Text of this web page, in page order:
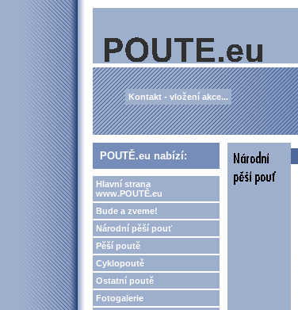
Kontakt - vložení akce...
POUTĚ.eu nabízí:
Hlavní strana
www.POUTĚ.eu
Bude a zveme!
Národní pěší pouť
Pěší poutě
Cyklopoutě
Ostatní poutě
Fotogalerie